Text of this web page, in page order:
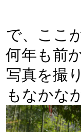
で、ここ
何年も前
写真を撮
もなかな